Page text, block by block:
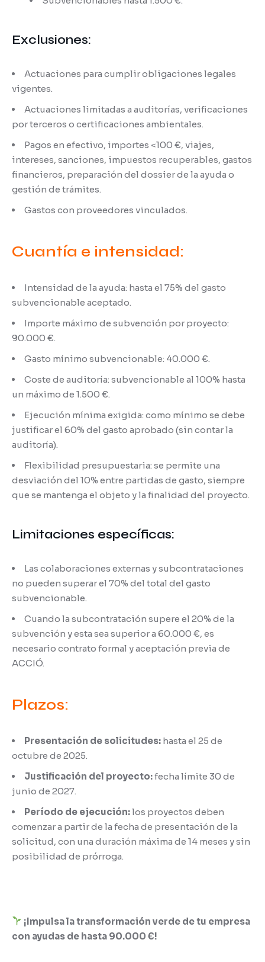
Exclusiones:
Actuaciones para cumplir obligaciones legales
vigentes.
Actuaciones limitadas a auditorías, verificaciones
por terceros o certificaciones ambientales.
Pagos en efectivo, importes <100 €, viajes,
intereses, sanciones, impuestos recuperables, gastos
financieros, preparación del dossier de la ayuda o
gestión de trámites.
Gastos con proveedores vinculados.
Cuantía e intensidad:
Intensidad de la ayuda: hasta el 75% del gasto
subvencionable aceptado.
Importe máximo de subvención por proyecto:
90.000 €.
Gasto mínimo subvencionable: 40.000 €.
Coste de auditoría: subvencionable al 100% hasta
un máximo de 1.500 €.
Ejecución mínima exigida: como mínimo se debe
justificar el 60% del gasto aprobado (sin contar la
auditoría).
Flexibilidad presupuestaria: se permite una
desviación del 10% entre partidas de gasto, siempre
que se mantenga el objeto y la finalidad del proyecto.
Limitaciones específicas:
Las colaboraciones externas y subcontrataciones
no pueden superar el 70% del total del gasto
subvencionable.
Cuando la subcontratación supere el 20% de la
subvención y esta sea superior a 60.000 €, es
necesario contrato formal y aceptación previa de
ACCIÓ.
Plazos:
Presentación de solicitudes: hasta el 25 de
octubre de 2025.
Justificación del proyecto:fecha límite 30 de
junio de 2027.
Período de ejecución:los proyectos deben
comenzar a partir de la fecha de presentación de la
solicitud, con una duración máxima de 14 meses y sin
posibilidad de prórroga.
¡Impulsa la transformación verde de tu empresa
con ayudas de hasta 90.000 €!